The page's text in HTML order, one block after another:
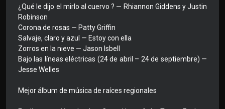
¿Qué le dijo el mirlo al cuervo ? — Rhiannon Giddens y Justin
Robinson
Corona de rosas — Patty Griffin
Salvaje, claro y azul — Estoy con ella
Zorros en la nieve — Jason Isbell
Bajo las líneas eléctricas (24 de abril – 24 de septiembre) —
Jesse Welles
Mejor álbum de música de raíces regionales